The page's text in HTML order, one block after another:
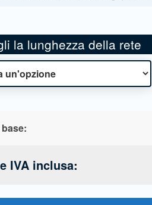
la lunghezza della rete
IVA inclusa: